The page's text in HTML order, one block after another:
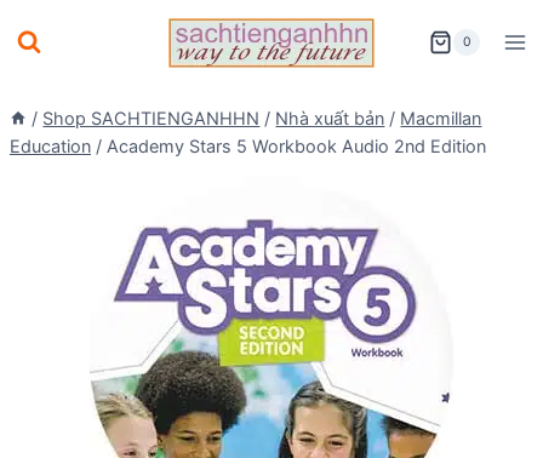
to
0
/ Shop SACHTIENGANHHN / Nhà xuất bản / Macmillan
Education / Academy Stars 5 Workbook Audio 2nd Edition